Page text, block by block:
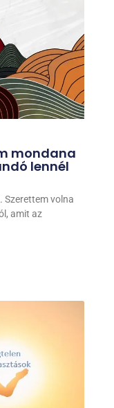
mondana
lennél
Szerettem volna
amit az